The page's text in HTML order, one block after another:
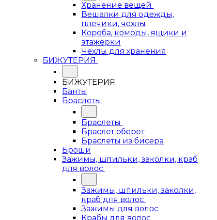
Хранение вещей
Вешалки для одежды,
плечики, чехлы
Короба, комоды, ящики и
этажерки
Чехлы для хранения
БИЖУТЕРИЯ
БИЖУТЕРИЯ
Банты
Браслеты
Браслеты
Браслет оберег
Браслеты из бисера
Броши
Зажимы, шпильки, заколки, краб
для волос
Зажимы, шпильки, заколки,
краб для волос
Зажимы для волос
Крабы для волос